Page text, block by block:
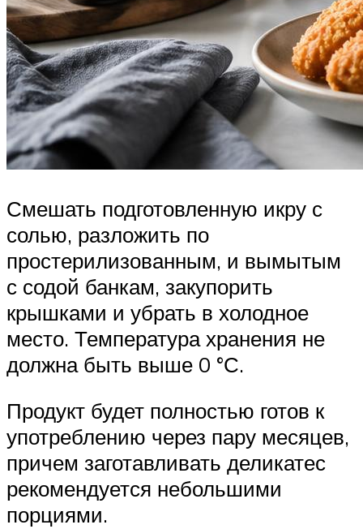
Смешать подготовленную икру с
солью, разложить по
простерилизованным, и вымытым
с содой банкам, закупорить
крышками и убрать в холодное
место. Температура хранения не
должна быть выше 0 °С.
Продукт будет полностью готов к
употреблению через пару месяцев,
причем заготавливать деликатес
рекомендуется небольшими
порциями.